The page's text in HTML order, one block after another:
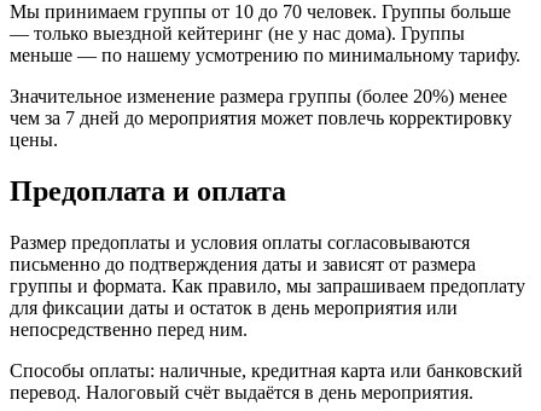
Мы принимаем группы от 10 до 70 человек. Группы больше
— только выездной кейтеринг (не у нас дома). Группы
меньше — по нашему усмотрению по минимальному тарифу.
Значительное изменение размера группы (более 20%) менее
чем за 7 дней до мероприятия может повлечь корректировку
цены.
Предоплата и оплата
Размер предоплаты и условия оплаты согласовываются
письменно до подтверждения даты и зависят от размера
группы и формата. Как правило, мы запрашиваем предоплату
для фиксации даты и остаток в день мероприятия или
непосредственно перед ним.
Способы оплаты: наличные, кредитная карта или банковский
перевод. Налоговый счёт выдаётся в день мероприятия.